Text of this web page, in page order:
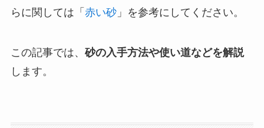
らに関しては「 赤い砂」を参考にしてください。
この記事では、砂の入手方法や使い道などを解説
します。